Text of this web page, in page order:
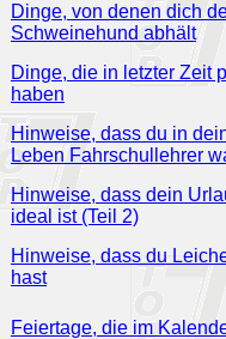
Dinge, von denen dich
Schweinehund abhält
Dinge, die in letzter Zeit
haben
Hinweise, dass du in
Leben Fahrschullehrer
Hinweise, dass dein
ideal ist (Teil 2)
Hinweise, dass du
hast
Feiertage, die im